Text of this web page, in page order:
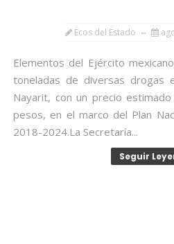
Ecos del Estado
Elementos del Ejército
toneladas de diversas drogas
Nayarit, con un precio
pesos, en el marco del Plan
2018-2024.La Secretaría...
Seguir